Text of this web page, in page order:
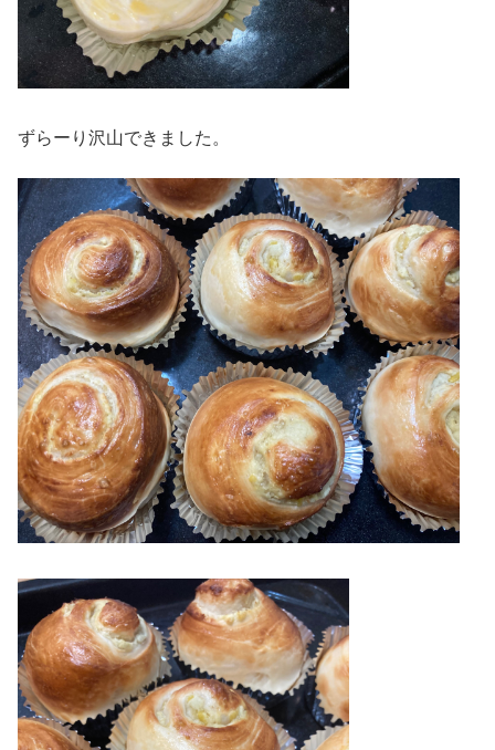
ずらーり沢山できました。